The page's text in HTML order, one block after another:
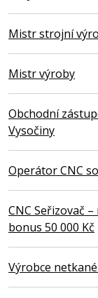
Mistr strojní
Mistr výroby
Obchodní
Vysočiny
Operátor CNC
CNC Seřizovač
bonus 50 000 Kč
Výrobce